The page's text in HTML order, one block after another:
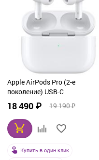
Apple AirPods Pro (2-е
поколение) USB-C
18 490 ₽ 19 190 ₽
Купить в один клик